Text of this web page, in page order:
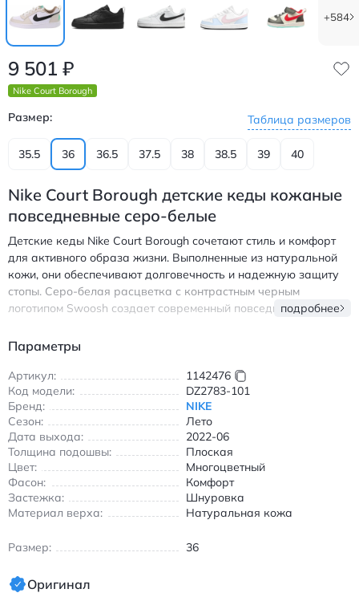
+584
9 501 ₽
Nike Court Borough
Размер: Таблица размеров
35.5 36 36.5 37.5 38 38.5 39 40
Nike Court Borough детские кеды кожаные
повседневные серо-белые
Детские кеды Nike Court Borough сочетают стиль и комфорт
для активного образа жизни. Выполненные из натуральной
кожи, они обеспечивают долговечность и надежную защиту
стопы. Серо-белая расцветка с контрастным черным
логотипом Swoosh создает современный повседневный образ,
позволяет идеально зафиксировать обувь на ноге, а
оптимальную вентиляцию. Плоская резиновая подошва
гарантирует устойчивость и амортизацию при движении.
Модель подходит для теплого сезона благодаря легкому
крою и натуральным материалам. Идеальный выбор для
юных модников, ценящих удобство и узнаваемый дизайн
бренда Nike. Найк Court Borough детские кеды кожаные
повседневные серо-белые
подробнее
Параметры
Артикул:
1142476
Код модели:
DZ2783-101
Бренд:
NIKE
Сезон:
Лето
Дата выхода:
2022-06
Толщина подошвы:
Плоская
Цвет:
Многоцветный
Фасон:
Комфорт
Застежка:
Шнуровка
Материал верха:
Натуральная кожа
Размер: 36
Оригинал